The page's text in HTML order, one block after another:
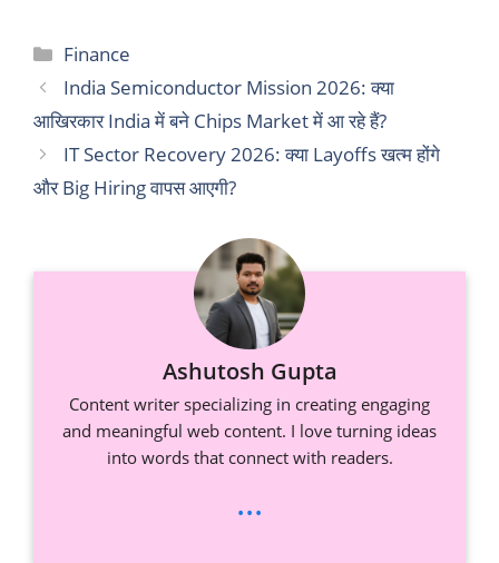
Categories
Finance
India Semiconductor Mission 2026: क्या
आखिरकार India में बने Chips Market में आ रहे हैं?
IT Sector Recovery 2026: क्या Layoffs खत्म होंगे
और Big Hiring वापस आएगी?
Ashutosh Gupta
Content writer specializing in creating engaging
and meaningful web content. I love turning ideas
into words that connect with readers.
...